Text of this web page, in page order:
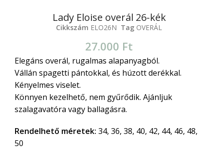
Lady Eloise overál 26-kék
Cikkszám ELO26N Tag OVERÁL
27.000 Ft
Elegáns overál, rugalmas alapanyagból.
Vállán spagetti pántokkal, és húzott derékkal.
Kényelmes viselet.
Könnyen kezelhető, nem gyűrődik. Ajánljuk
szalagavatóra vagy ballagásra.
Rendelhető méretek: 34, 36, 38, 40, 42, 44, 46, 48,
50